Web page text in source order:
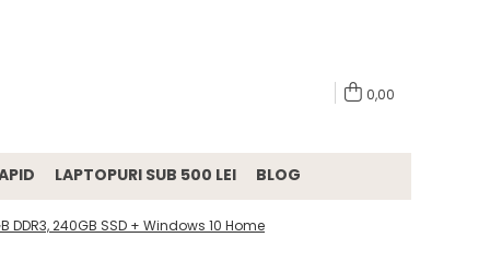
0,00
LAPTOPURI SUB 500 LEI BLOG
DDR3, 240GB SSD + Windows 10 Home